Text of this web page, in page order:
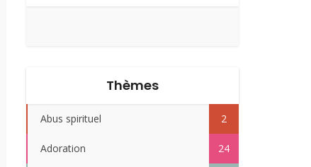
Thèmes
Abus spirituel 2
Adoration 24